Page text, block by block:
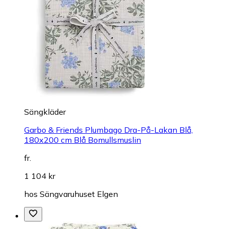
Sängkläder
Garbo & Friends Plumbago Dra-På-Lakan Blå,
180x200 cm Blå Bomullsmuslin
fr.
1 104 kr
hos Sängvaruhuset Elgen